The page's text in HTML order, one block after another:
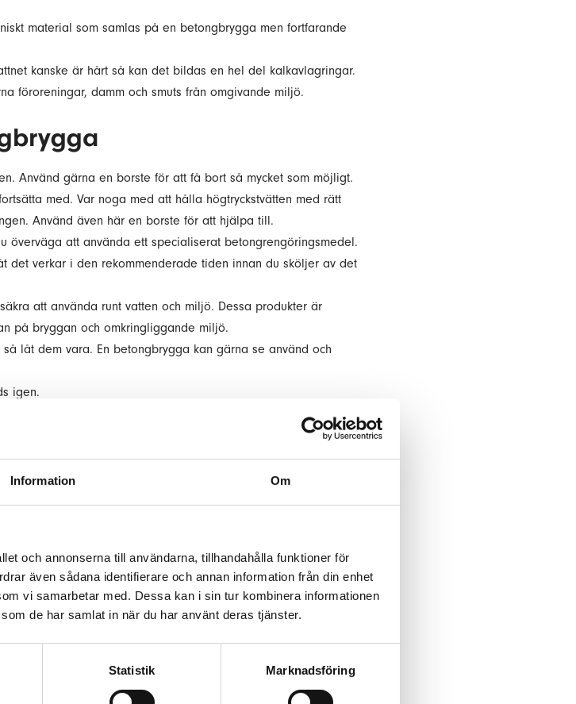
Information Om
och annonserna till användarna, tillhandahålla funktioner för
även sådana identifierare och annan information från din enhet
vi samarbetar med. Dessa kan i sin tur kombinera informationen
de har samlat in när du har använt deras tjänster.
Statistik Marknadsföring
material som samlas på en betongbrygga men fortfarande
kanske är hårt så kan det bildas en hel del kalkavlagringar.
föroreningar, damm och smuts från omgivande miljö.
Använd gärna en borste för att få bort så mycket som möjligt.
med. Var noga med att hålla högtryckstvätten med rätt
Använd även här en borste för att hjälpa till.
överväga att använda ett specialiserat betongrengöringsmedel.
det verkar i den rekommenderade tiden innan du sköljer av det
att använda runt vatten och miljö. Dessa produkter är
på bryggan och omkringliggande miljö.
låt dem vara. En betongbrygga kan gärna se använd och
igen.
lite som att underhålla en träaltan. Tips är att utföra rengöringen
att rengöringsmedlet torkar för snabbt.
en borste eller kanske en lövblåsare.
så det inte blir fläckar i träet.
rengöringsmedlet absorberas för snabbt, särskilt en solig
och följ instruktionerna.
träet.